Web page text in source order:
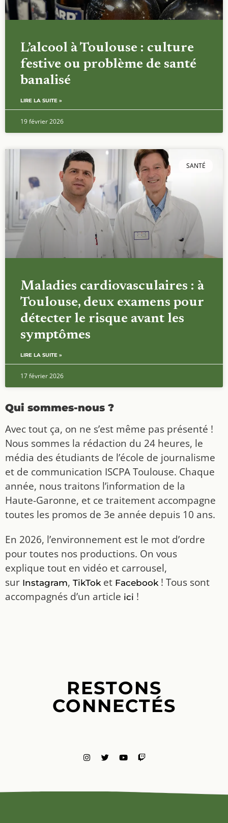
L’alcool à Toulouse : culture
festive ou problème de santé
banalisé
LIRE LA SUITE »
19 février 2026
SANTÉ
Maladies cardiovasculaires : à
Toulouse, deux examens pour
détecter le risque avant les
symptômes
LIRE LA SUITE »
17 février 2026
Qui sommes-nous ?
Avec tout ça, on ne s’est même pas présenté !
Nous sommes la rédaction du 24 heures, le
média des étudiants de l’école de journalisme
et de communication ISCPA Toulouse. Chaque
année, nous traitons l’information de la
Haute-Garonne, et ce traitement accompagne
toutes les promos de 3e année depuis 10 ans.
En 2026, l’environnement est le mot d’ordre
pour toutes nos productions. On vous
explique tout en vidéo et carrousel,
sur Instagram, TikToket Facebook! Tous sont
accompagnés d’un article ici !
RESTONS
CONNECTÉS